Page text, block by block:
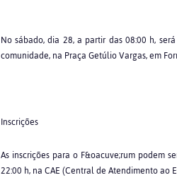
No sábado, dia 28, a partir das 08:00 h,
comunidade, na Praça Getúlio Vargas, em
Inscrições
As inscrições para o F&oacuve;rum podem
22:00 h, na CAE (Central de Atendimento ao